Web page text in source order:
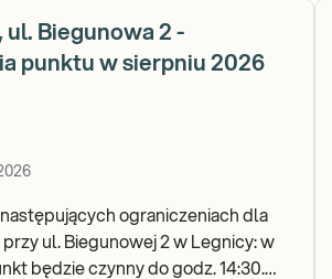
ul. Biegunowa 2 -
punktu w sierpniu 2026
ograniczeniach dla
ul. Biegunowej 2 w Legnicy: w
będzie czynny do godz. 14:30.